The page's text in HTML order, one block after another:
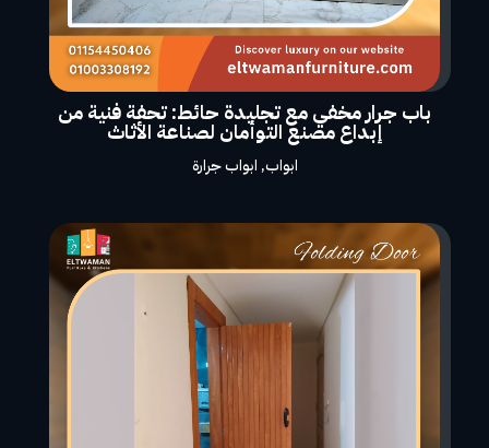
باب جرار مخفي مع تجليدة حائط: تحفة فنية من
إبداع مصنع التوأمان لصناعة الأثاث
ابواب,ابواب جرارة